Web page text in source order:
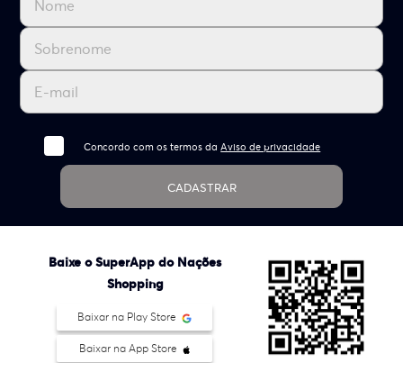
Concordo com os termos daAviso de privacidade
CADASTRAR
Baixe o SuperApp do Nações
Shopping
Baixar na Play Store
Baixar na App Store